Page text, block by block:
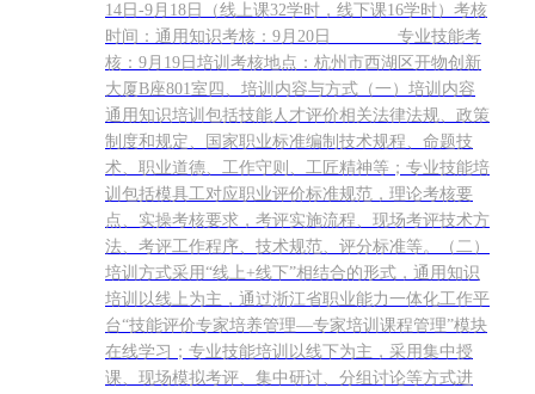
14日-9月18日（线上课32学时，线下课16学时）考核
时间：通用知识考核：9月20日 专业技能考
核：9月19日培训考核地点：杭州市西湖区开物创新
大厦B座801室四、培训内容与方式（一）培训内容
通用知识培训包括技能人才评价相关法律法规、政策
制度和规定、国家职业标准编制技术规程、命题技
术、职业道德、工作守则、工匠精神等；专业技能培
训包括模具工对应职业评价标准规范，理论考核要
点、实操考核要求，考评实施流程、现场考评技术方
法、考评工作程序、技术规范、评分标准等。（二）
培训方式采用“线上+线下”相结合的形式，通用知识
培训以线上为主，通过浙江省职业能力一体化工作平
台“技能评价专家培养管理—专家培训课程管理”模块
在线学习；专业技能培训以线下为主，采用集中授
课、现场模拟考评、集中研讨、分组讨论等方式进